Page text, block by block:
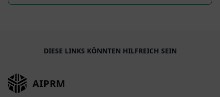
DIESE LINKS KÖNNTEN HILFREICH SEIN
AIPRM